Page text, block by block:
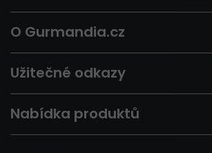
O Gurmandia.cz
Užitečné odkazy
Nabídka produktů